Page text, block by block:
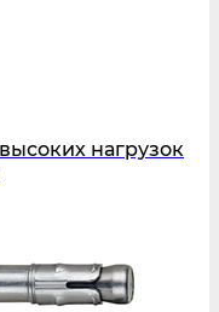
нагрузок